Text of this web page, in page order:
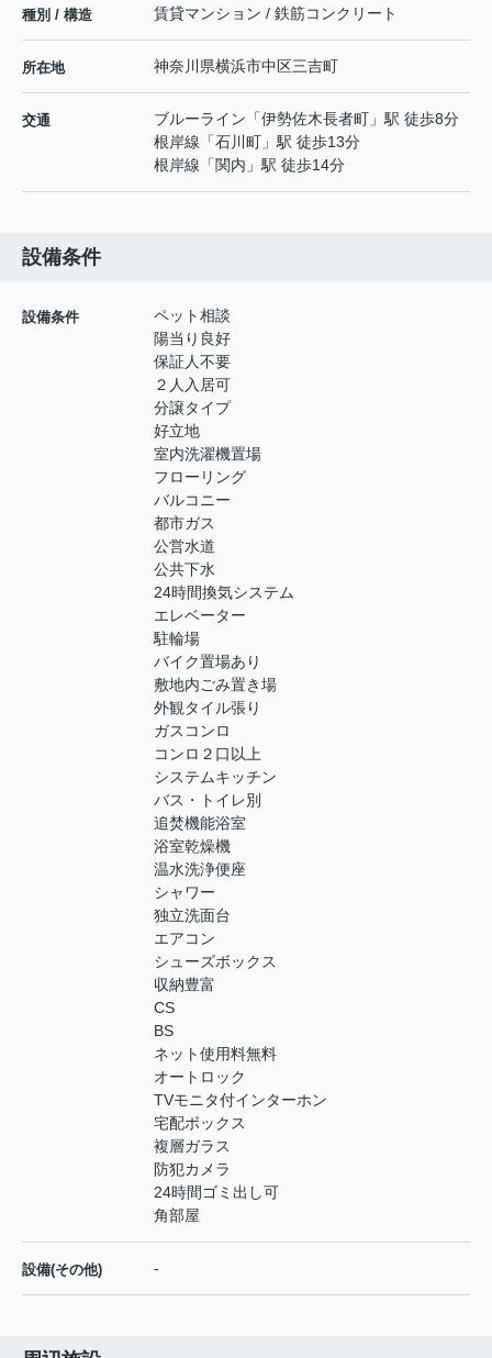
種別 / 構造 賃貸マンション / 鉄筋コンクリート
所在地 神奈川県横浜市中区三吉町
交通 ブルーライン 「伊勢佐木長者町 」駅 徒歩8分
根岸線 「石川町 」駅 徒歩13分
根岸線 「関内 」駅 徒歩14分
設備条件
設備条件
ペット相談
陽当り良好
保証人不要
２人入居可
分譲タイプ
好立地
室内洗濯機置場
フローリング
バルコニー
都市ガス
公営水道
公共下水
24時間換気システム
エレベーター
駐輪場
バイク置場あり
敷地内ごみ置き場
外観タイル張り
ガスコンロ
コンロ２口以上
システムキッチン
バス・トイレ別
追焚機能浴室
浴室乾燥機
温水洗浄便座
シャワー
独立洗面台
エアコン
シューズボックス
収納豊富
CS
BS
ネット使用料無料
オートロック
TVモニタ付インターホン
宅配ボックス
複層ガラス
防犯カメラ
24時間ゴミ出し可
角部屋
設備(その他) -